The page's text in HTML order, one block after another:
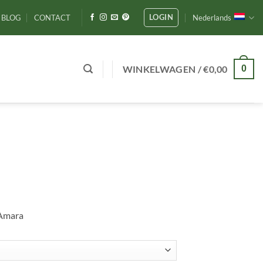
BLOG CONTACT LOGIN Nederlands
WINKELWAGEN /€0,00 0